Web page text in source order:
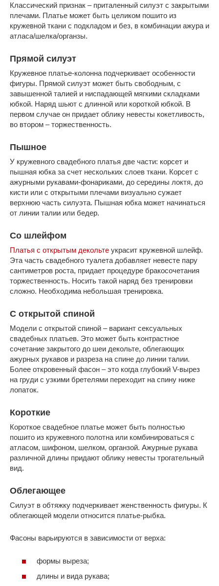
Классический признак – приталенный силуэт с закрытыми
плечами. Платье может быть целиком пошито из
кружевной ткани с подкладом и без, в комбинации ажура и
атласа/шелка/органзы.
Прямой силуэт
Кружевное платье-колонна подчеркивает особенности
фигуры. Прямой силуэт может быть свободным, с
завышенной талией и ниспадающей мягкими складками
юбкой. Наряд шьют с длинной или короткой юбкой. В
первом случае он придает облику невесты кокетливость,
во втором – торжественность.
Пышное
У кружевного свадебного платья две части: корсет и
пышная юбка за счет нескольких слоев ткани. Корсет с
ажурными рукавами-фонариками, до середины локтя, до
кисти или с открытыми плечами визуально сужает
верхнюю часть силуэта. Пышная юбка может начинаться
от линии талии или бедер.
Со шлейфом
Платья с открытым декольте украсит кружевной шлейф.
Эта часть свадебного туалета добавляет невесте пару
сантиметров роста, придает процедуре бракосочетания
торжественность. Носить такой наряд без тренировки
сложно. Необходима небольшая тренировка.
С открытой спиной
Модели с открытой спиной – вариант сексуальных
свадебных платьев. Это может быть контрастное
сочетание закрытого до шеи декольте, облегающих
ажурных рукавов и разреза на спине до линии талии.
Более откровенный фасон – это когда глубокий V-вырез
на груди с узкими бретелями переходит на спину ниже
лопаток.
Короткие
Короткое свадебное платье может быть полностью
пошито из кружевного полотна или комбинироваться с
атласом, шифоном, шелком, органзой. Ажурные рукава
различной длины придают облику невесты трогательный
вид.
Облегающее
Силуэт в обтяжку подчеркивает женственность фигуры. К
облегающей модели относится платье-рыбка.
Фасоны варьируются в зависимости от верха:
формы выреза;
длины и вида рукава;